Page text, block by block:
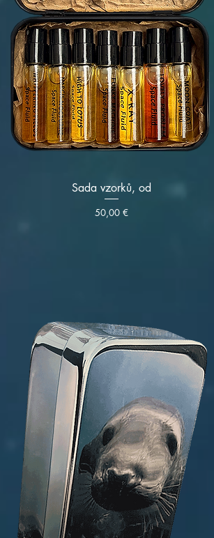
Sada vzorků, od
Cena
50,00 €